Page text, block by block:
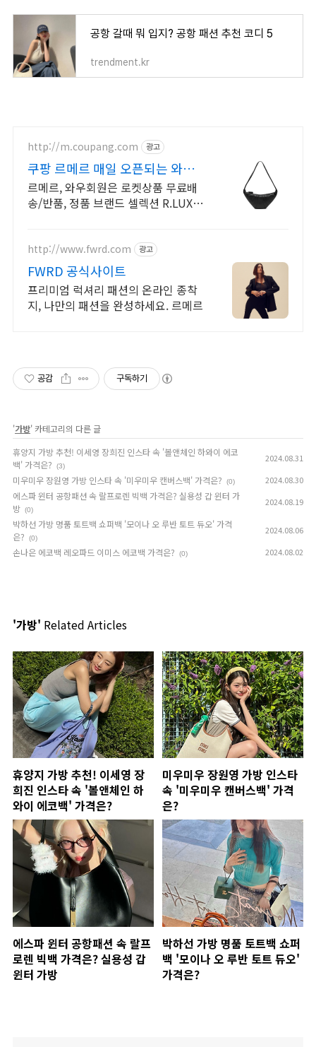
공항 갈때 뭐 입지? 공항 패션 추천 코디 5
trendment.kr
http://m.coupang.com 광고
쿠팡 르메르 매일 오픈되는 와우
회원 특가
르메르, 와우회원은 로켓상품 무료배
송/반품, 정품 브랜드 셀렉션 R.LUX
http://www.fwrd.com 광고
FWRD 공식사이트
프리미엄 럭셔리 패션의 온라인 종착
지, 나만의 패션을 완성하세요. 르메르
공감 구독하기
'가방' 카테고리의 다른 글
휴양지 가방 추천! 이세영 장희진 인스타 속 '볼앤체인 하와이 에코
백' 가격은?
(3)
2024.08.31
미우미우 장원영 가방 인스타 속 '미우미우 캔버스백' 가격은? (0) 2024.08.30
에스파 윈터 공항패션 속 랄프로렌 빅백 가격은? 실용성 갑 윈터 가
방 (0)
2024.08.19
박하선 가방 명품 토트백 쇼퍼백 '모이나 오 루반 토트 듀오' 가격
은?
(0)
2024.08.06
손나은 에코백 레오파드 이미스 에코백 가격은? (0) 2024.08.02
'가방' Related Articles
휴양지 가방 추천! 이세영 장
희진 인스타 속 '볼앤체인 하
와이 에코백' 가격은?
미우미우 장원영 가방 인스타
속 '미우미우 캔버스백' 가격
은?
에스파 윈터 공항패션 속 랄프
로렌 빅백 가격은? 실용성 갑
윈터 가방
박하선 가방 명품 토트백 쇼퍼
백 '모이나 오 루반 토트 듀오'
가격은?